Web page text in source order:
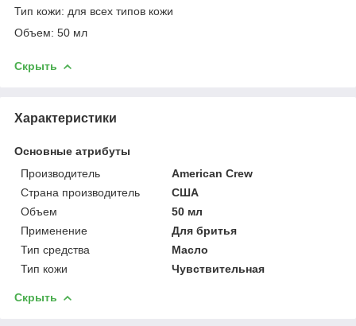
Тип кожи: для всех типов кожи
Объем: 50 мл
Скрыть
Характеристики
Основные атрибуты
Производитель
American Crew
Страна производитель
США
Объем
50 мл
Применение
Для бритья
Тип средства
Масло
Тип кожи
Чувствительная
Скрыть